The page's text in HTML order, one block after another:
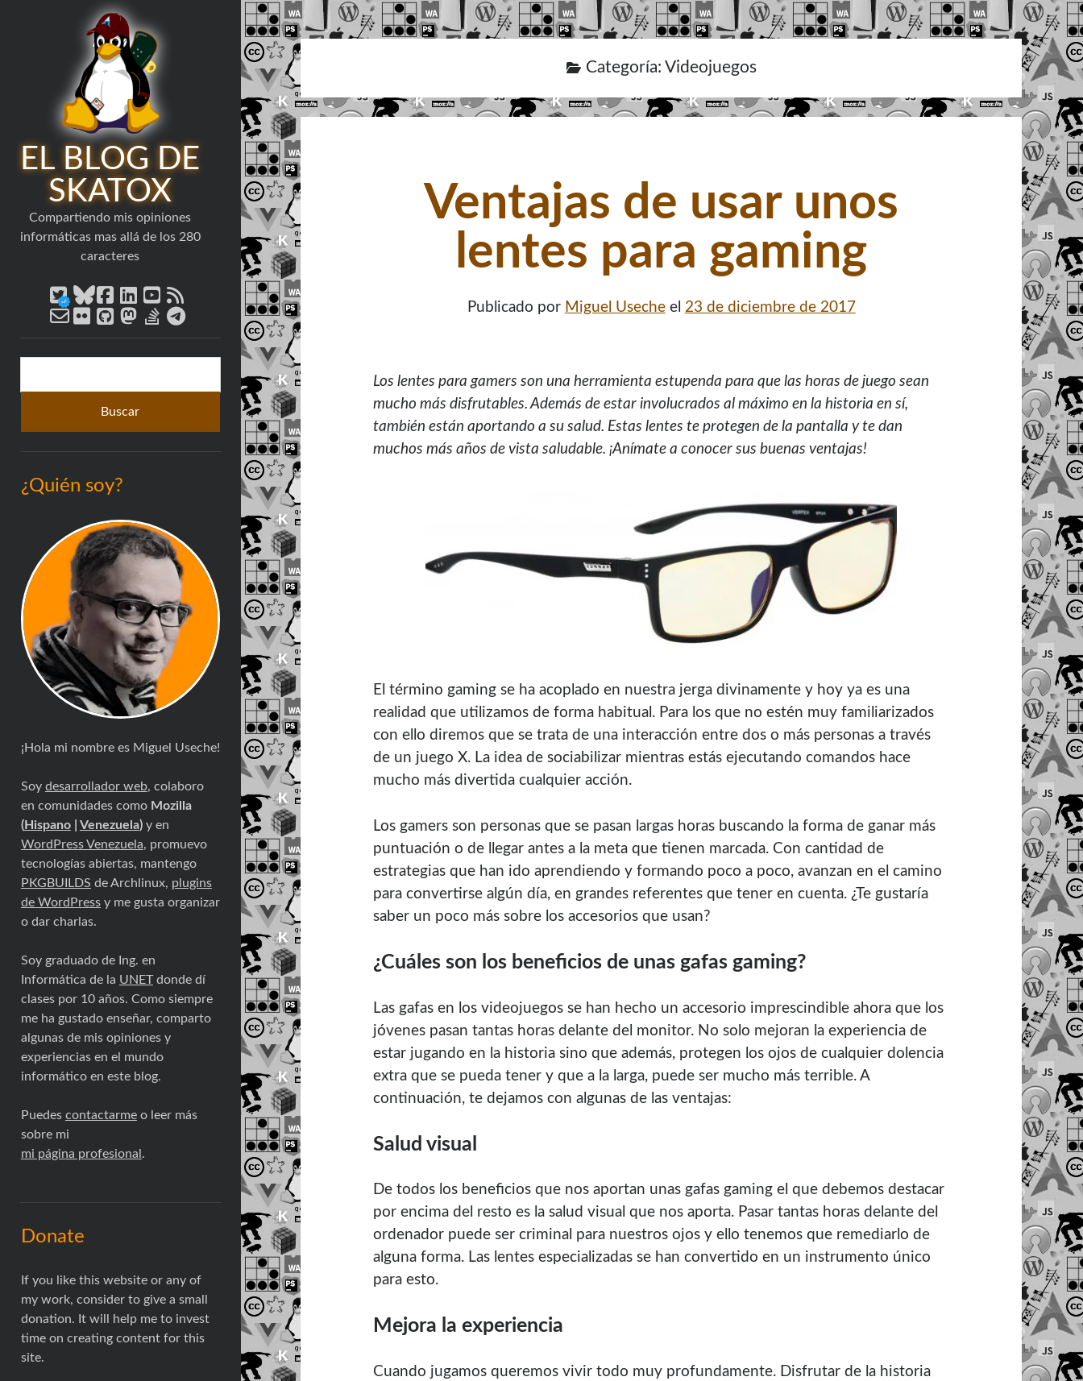
EL BLOG DE
SKATOX
Compartiendo mis opiniones
informáticas mas allá de los 280
caracteres
twitterbluesky
facebook
linkedin
youtube
rss
email-
form
flickrgithubmastodon
stack-
overflow
telegram
Barra
¿Quién soy?
¡Hola mi nombre es Miguel Useche!
Soy desarrollador web, colaboro
en comunidades como Mozilla
(Hispano| Venezuela)y en
WordPress Venezuela, promuevo
tecnologías abiertas, mantengo
PKGBUILDS de Archlinux, plugins
de WordPressy me gusta organizar
o dar charlas.
Soy graduado de Ing. en
Informática de la UNETdonde dí
clases por 10 años. Como siempre
me ha gustado enseñar, comparto
algunas de mis opiniones y
experiencias en el mundo
informático en este blog.
Puedes contactarmeo leer más
sobre mi
mi página profesional .
Donate
If you like this website or any of
my work, consider to give a small
donation. It will help me to invest
time on creating content for this
site.
Categoría: Videojuegos
Ventajas de usar unos
lentes para gaming
Publicado por Miguel Usecheel 23 de diciembre de 2017
Los lentes para gamers son una herramienta estupenda para que las horas de juego sean
mucho más disfrutables. Además de estar involucrados al máximo en la historia en sí,
también están aportando a su salud. Estas lentes te protegen de la pantalla y te dan
muchos más años de vista saludable. ¡Anímate a conocer sus buenas ventajas!
El término gaming se ha acoplado en nuestra jerga divinamente y hoy ya es una
realidad que utilizamos de forma habitual. Para los que no estén muy familiarizados
con ello diremos que se trata de una interacción entre dos o más personas a través
de un juego X. La idea de sociabilizar mientras estás ejecutando comandos hace
mucho más divertida cualquier acción.
Los gamers son personas que se pasan largas horas buscando la forma de ganar más
puntuación o de llegar antes a la meta que tienen marcada. Con cantidad de
estrategias que han ido aprendiendo y formando poco a poco, avanzan en el camino
para convertirse algún día, en grandes referentes que tener en cuenta. ¿Te gustaría
saber un poco más sobre los accesorios que usan?
¿Cuáles son los beneficios de unas gafas gaming?
Las gafas en los videojuegos se han hecho un accesorio imprescindible ahora que los
jóvenes pasan tantas horas delante del monitor. No solo mejoran la experiencia de
estar jugando en la historia sino que además, protegen los ojos de cualquier dolencia
extra que se pueda tener y que a la larga, puede ser mucho más terrible. A
continuación, te dejamos con algunas de las ventajas:
Salud visual
De todos los beneficios que nos aportan unas gafas gaming el que debemos destacar
por encima del resto es la salud visual que nos aporta. Pasar tantas horas delante del
ordenador puede ser criminal para nuestros ojos y ello tenemos que remediarlo de
alguna forma. Las lentes especializadas se han convertido en un instrumento único
para esto.
Mejora la experiencia
Cuando jugamos queremos vivir todo muy profundamente. Disfrutar de la historia